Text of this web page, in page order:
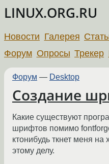
LINUX.ORG.RU
Новости Галерея
Форум Опросы Трекер
Форум — Desktop
Создание
Какие существуют
шрифтов помимо
ктонибудь ткнет меня
этому делу.